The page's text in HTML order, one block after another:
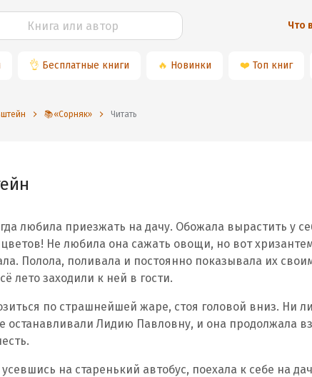
Что
👌 Бесплатные книги 🔥 Новинки ❤️ Топ книг
📚«Сорняк» Читать
любила приезжать на дачу. Обожала вырастить у
Не любила она сажать овощи, но вот
Полола, поливала и постоянно показывала их
лето заходили к ней в гости.
по страшнейшей жаре, стоя головой вниз. Ни
останавливали Лидию Павловну, и она продолжала
на старенький автобус, поехала к себе на